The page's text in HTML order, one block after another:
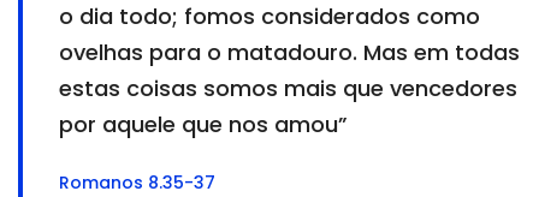
o dia todo; fomos considerados como
ovelhas para o matadouro. Mas em todas
estas coisas somos mais que vencedores
por aquele que nos amou”
Romanos 8.35-37